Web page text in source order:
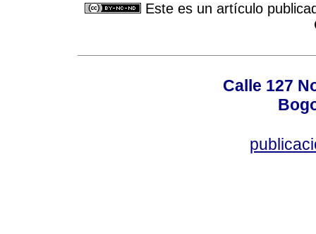
Este es un artículo
Calle 127